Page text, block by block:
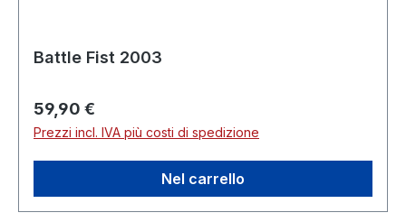
Battle Fist 2003
Prezzo normale:
59,90 €
Prezzi incl. IVA più costi di spedizione
Nel carrello